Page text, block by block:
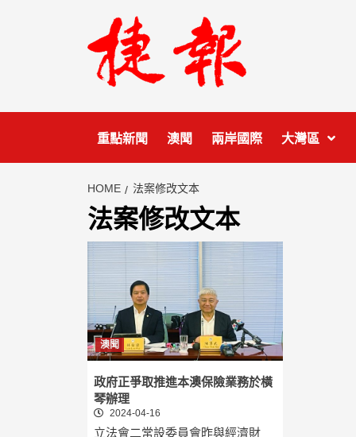
重點新聞 澳聞 兩岸國際 大灣區
HOME 法案修改文本
法案修改文本
澳聞
政府正爭取推進本澳保險業務於橫
琴辦理
2024-04-16
立法會二常設委員會昨與經濟財